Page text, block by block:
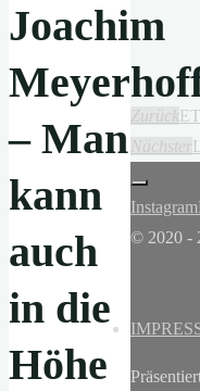
Joachim
– Man
kann
auch
in die
Höhe
Zurück
Nächster
Instagram
© 2020 -